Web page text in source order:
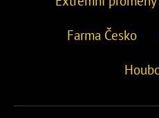
Farma Česko